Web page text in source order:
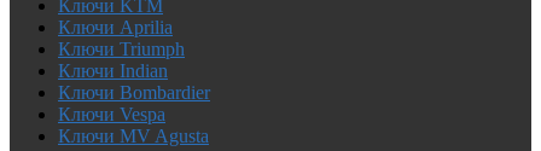
Ключи KTM
Ключи Aprilia
Ключи Triumph
Ключи Indian
Ключи Bombardier
Ключи Vespa
Ключи MV Agusta